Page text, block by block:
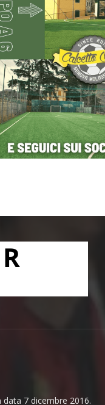
7 dicembre 2016.